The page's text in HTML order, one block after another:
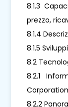
8.1.3
prezzo,
8.1.4
8.1.5
8.2
8.2.1
Corporation
8.2.2